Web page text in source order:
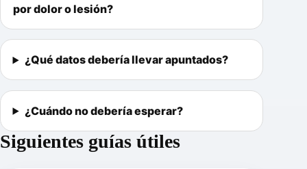
por dolor o lesión?
¿Qué datos debería llevar apuntados?
¿Cuándo no debería esperar?
Siguientes guías útiles